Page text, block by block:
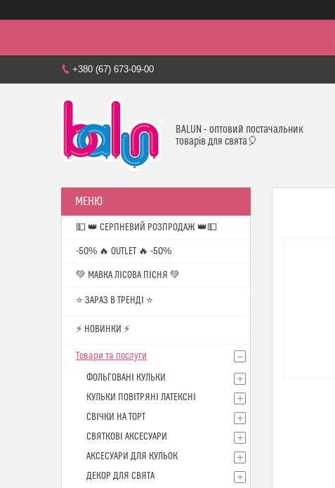
+380 (67) 673-09-00
BALUN - оптовий постачальник
товарів для свята🎈
💵 👑 СЕРПНЕВИЙ РОЗПРОДАЖ 👑💵
-50% 🔥 OUTLET 🔥 -50%
💚 МАВКА ЛІСОВА ПІСНЯ 💚
⭐️ ЗАРАЗ В ТРЕНДІ ⭐️
⚡ НОВИНКИ ⚡
Товари та послуги
ФОЛЬГОВАНІ КУЛЬКИ
КУЛЬКИ ПОВІТРЯНІ ЛАТЕКСНІ
СВІЧКИ НА ТОРТ
СВЯТКОВІ АКСЕСУАРИ
АКСЕСУАРИ ДЛЯ КУЛЬОК
ДЕКОР ДЛЯ СВЯТА